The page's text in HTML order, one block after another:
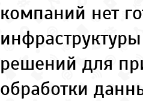
компаний нет
решений для
обработки